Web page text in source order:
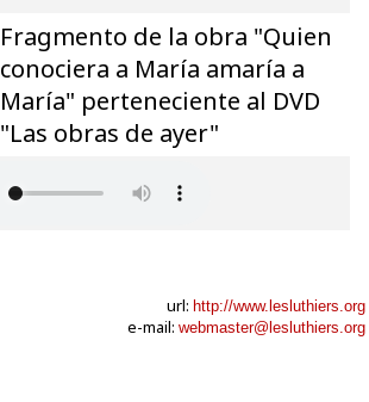
Fragmento de la obra "Quien
conociera a María amaría a
María" perteneciente al DVD
"Las obras de ayer"
url: http://www.lesluthiers.org
e-mail: webmaster@lesluthiers.org